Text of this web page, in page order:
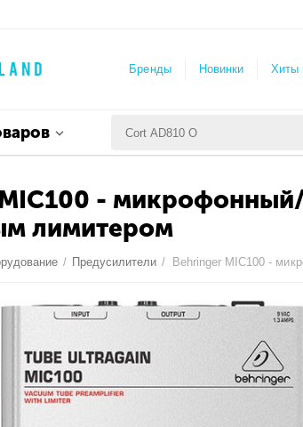
Бренды Новинки Хиты
-
лимитером
/ Предусилители /